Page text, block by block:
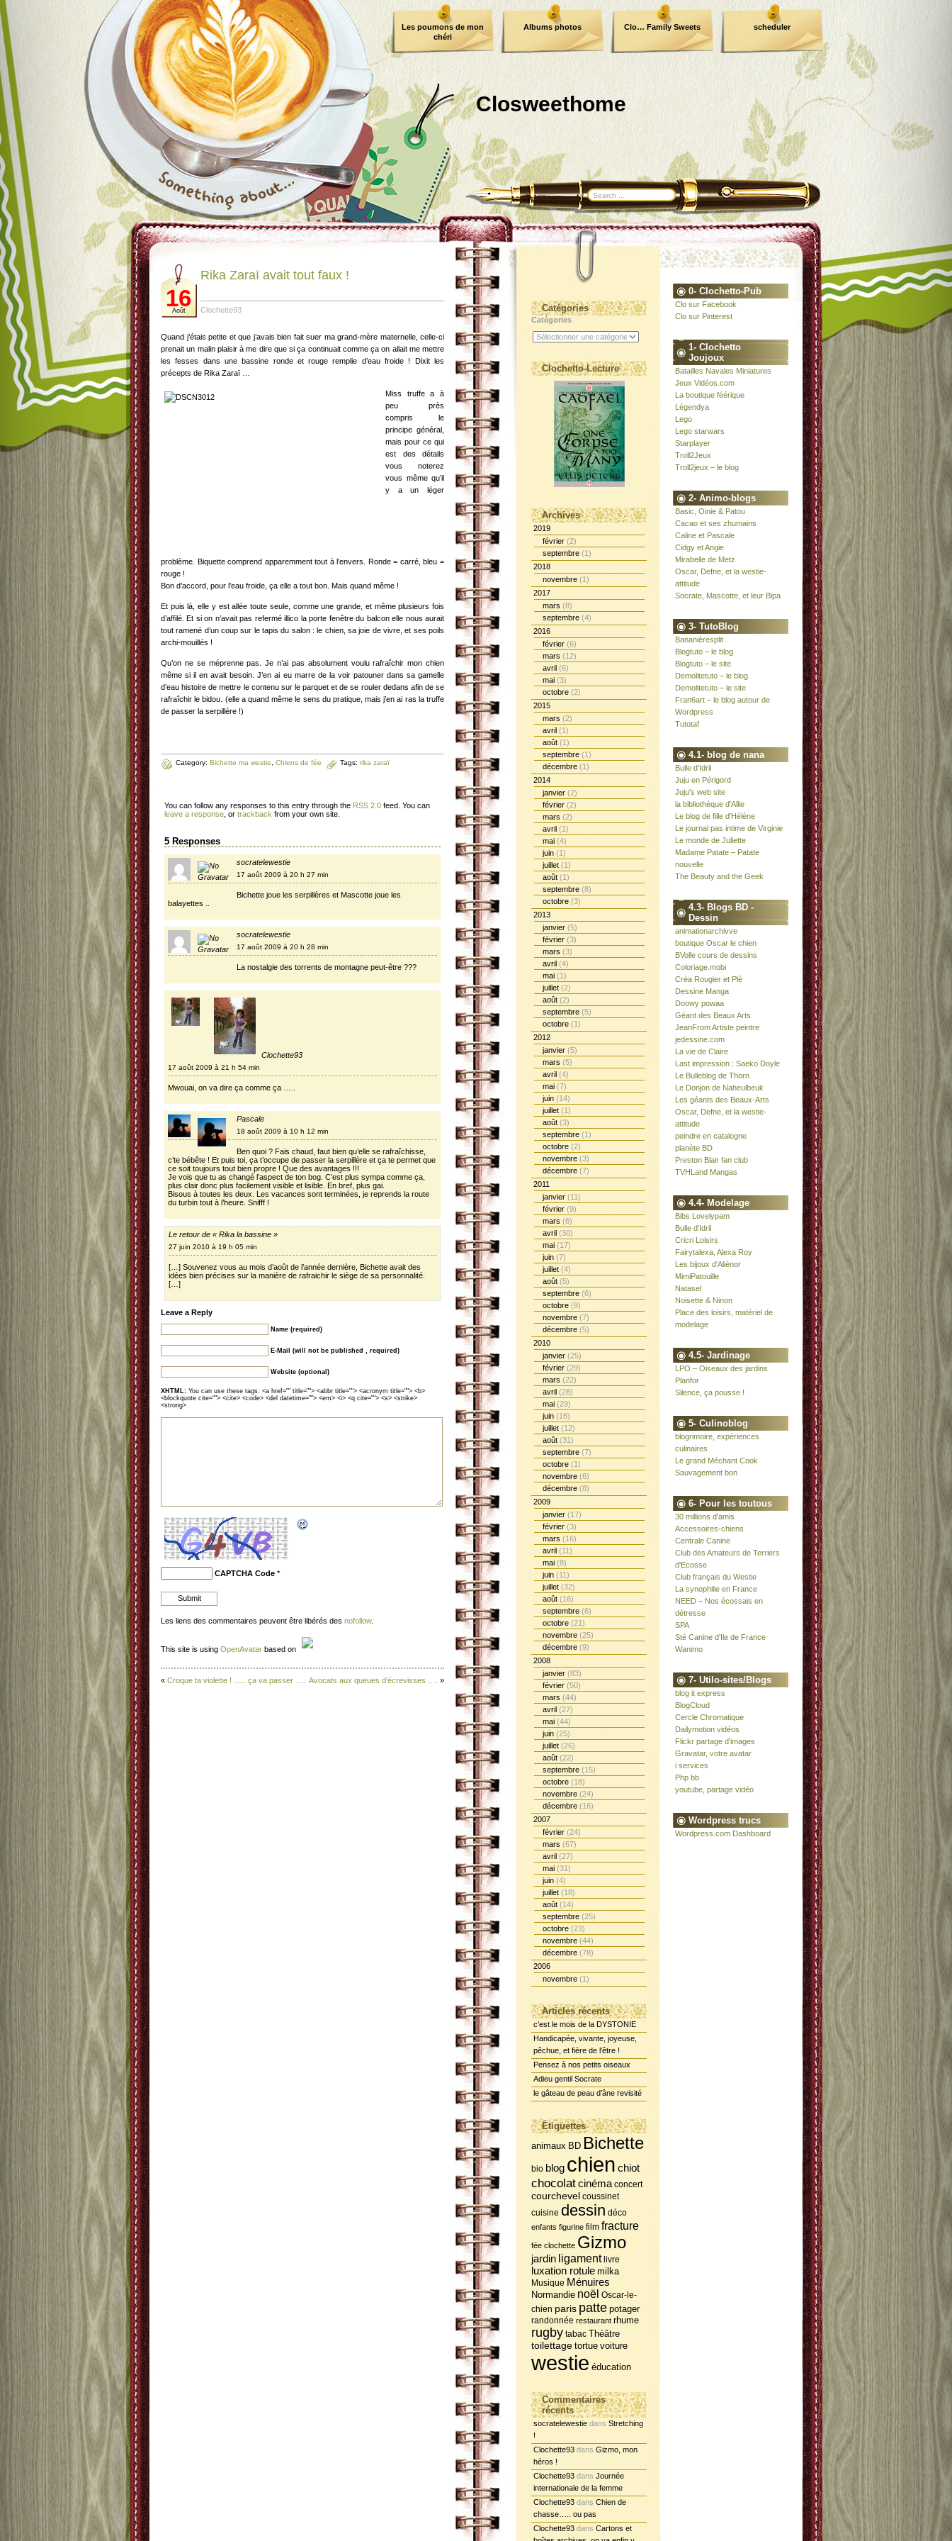
Closweethome
Les poumons de mon
chéri
Albums photos Clo… Family Sweets scheduler
Catégories
Catégories
Clochetto-Lecture
Archives
2019
février (2)
septembre (1)
2018
novembre (1)
2017
mars (8)
septembre (4)
2016
février (6)
mars (12)
avril (6)
mai (3)
octobre (2)
2015
mars (2)
avril (1)
août (1)
septembre (1)
décembre (1)
2014
janvier (2)
février (2)
mars (2)
avril (1)
mai (4)
juin (1)
juillet (1)
août (1)
septembre (8)
octobre (3)
2013
janvier (5)
février (3)
mars (3)
avril (4)
mai (1)
juillet (2)
août (2)
septembre (5)
octobre (1)
2012
janvier (5)
mars (5)
avril (4)
mai (7)
juin (14)
juillet (1)
août (3)
septembre (1)
octobre (2)
novembre (3)
décembre (7)
2011
janvier (11)
février (9)
mars (6)
avril (30)
mai (17)
juin (7)
juillet (4)
août (5)
septembre (6)
octobre (9)
novembre (7)
décembre (5)
2010
janvier (25)
février (29)
mars (22)
avril (28)
mai (29)
juin (16)
juillet (12)
août (31)
septembre (7)
octobre (1)
novembre (6)
décembre (8)
2009
janvier (17)
février (3)
mars (16)
avril (11)
mai (8)
juin (11)
juillet (32)
août (16)
septembre (6)
octobre (21)
novembre (25)
décembre (9)
2008
janvier (83)
février (50)
mars (44)
avril (27)
mai (44)
juin (25)
juillet (26)
août (22)
septembre (15)
octobre (18)
novembre (24)
décembre (16)
2007
février (24)
mars (67)
avril (27)
mai (31)
juin (4)
juillet (18)
août (14)
septembre (25)
octobre (23)
novembre (44)
décembre (78)
2006
novembre (1)
Articles récents
c’est le mois de la DYSTONIE
Handicapée, vivante, joyeuse,
pêchue, et fière de l’être !
Pensez à nos petits oiseaux
Adieu gentil Socrate
le gâteau de peau d’âne revisité
Étiquettes
animaux BD Bichette
bio blog chien chiot
chocolatcinéma concert
courchevel coussinet
cuisine dessin déco
enfants figurine film fracture
fée clochette Gizmo
jardin ligament livre
luxation rotule milka
Musique Ménuires
Normandie noël Oscar-le-
chien paris patte potager
randonnée restaurant rhume
rugby tabac Théâtre
toilettage tortue voiture
westie éducation
Commentaires
récents
socratelewestie dans Stretching
!
Clochette93 dans Gizmo, mon
héros !
Clochette93 dans Journée
internationale de la femme
Clochette93 dans Chien de
chasse….. ou pas
Clochette93 dans Cartons et
0- Clochetto-Pub
Clo sur Facebook
Clo sur Pinterest
1- Clochetto
Joujoux
Batailles Navales Miniatures
Jeux Vidéos.com
La boutique féérique
Légendya
Lego
Lego starwars
Starplayer
Troll2Jeux
Troll2jeux – le blog
2- Animo-blogs
Basic, Oinie & Patou
Cacao et ses zhumains
Caline et Pascale
Cidgy et Angie
Mirabelle de Metz
Oscar, Defne, et la westie-
attitude
Socrate, Mascotte, et leur Bipa
3- TutoBlog
Bananièresplit
Blogtuto – le blog
Blogtuto – le site
Demolitetuto – le blog
Demolitetuto – le site
Fran6art – le blog autour de
Wordpress
Tutotaf
4.1- blog de nana
Bulle d'Idril
Juju en Périgord
Juju's web site
la bibliothèque d'Allie
Le blog de fille d'Hélène
Le journal pas intime de Virginie
Le monde de Juliette
Madame Patate – Patate
nouvelle
The Beauty and the Geek
4.3- Blogs BD -
Dessin
animationarchivve
boutique Oscar le chien
BVolle cours de dessins
Coloriage.mobi
Créa Rougier et Plé
Dessine Manga
Doowy powaa
Géant des Beaux Arts
JeanFrom Artiste peintre
jedessine.com
La vie de Claire
Last impression : Saeko Doyle
Le Bulleblog de Thorn
Le Donjon de Naheulbeuk
Les géants des Beaux-Arts
Oscar, Defne, et la westie-
attitude
peindre en catalogne
planète BD
Preston Blair fan club
TVHLand Mangas
4.4- Modelage
Bibs Lovelypam
Bulle d'Idril
Cricri Loisirs
Fairytalexa, Alexa Roy
Les bijoux d'Aliénor
MimiPatouille
Natasel
Noisette & Ninon
Place des loisirs, matériel de
modelage
4.5- Jardinage
LPO – Oiseaux des jardins
Planfor
Silence, ça pousse !
5- Culinoblog
blogrimoire, expériences
culinaires
Le grand Méchant Cook
Sauvagement bon
6- Pour les toutous
30 millions d'amis
Accessoires-chiens
Centrale Canine
Club des Amateurs de Terriers
d'Ecosse
Club français du Westie
La synophilie en France
NEED – Nos écossais en
détresse
SPA
Sté Canine d'Ile de France
Wanimo
7- Utilo-sites/Blogs
blog it express
BlogCloud
Cercle Chromatique
Dailymotion vidéos
Flickr partage d'images
Gravatar, votre avatar
i services
Php bb
youtube, partage vidéo
Wordpress trucs
Wordpress.com Dashboard
16
Août
Rika Zaraï avait tout faux !
Clochette93
Quand j’étais petite et que j’avais bien fait suer ma grand-mère maternelle, celle-ci
prenait un malin plaisir à me dire que si ça continuait comme ça on allait me mettre
les fesses dans une bassine ronde et rouge remplie d’eau froide ! Dixit les
précepts de Rika Zaraï …
Miss truffe a à
peu près
compris le
principe général,
mais pour ce qui
est des détails
vous noterez
vous même qu’il
y a un léger
problème. Biquette comprend apparemment tout à l’envers. Ronde = carré, bleu =
rouge !
Bon d’accord, pour l’eau froide, ça elle a tout bon. Mais quand même !
Et puis là, elle y est allée toute seule, comme une grande, et même plusieurs fois
d’affilé. Et si on n’avait pas refermé illico la porte fenêtre du balcon elle nous aurait
tout ramené d’un coup sur le tapis du salon : le chien, sa joie de vivre, et ses poils
archi-mouillés !
Qu’on ne se méprenne pas. Je n’ai pas absolument voulu rafraîchir mon chien
même si il en avait besoin. J’en ai eu marre de la voir patouner dans sa gamelle
d’eau histoire de mettre le contenu sur le parquet et de se rouler dedans afin de se
rafraîchir le bidou. (elle a quand même le sens du pratique, mais j’en ai ras la truffe
de passer la serpillère !)
Category: Bichette ma westie Chiens de fée Tags: rika zaraï
You can follow any responses to this entry through the RSS 2.0 feed. You can
leave a response , or trackback from your own site.
5 Responses
socratelewestie
17 août 2009 à 20 h 27 min
Bichette joue les serpillères et Mascotte joue les
balayettes ..
socratelewestie
17 août 2009 à 20 h 28 min
La nostalgie des torrents de montagne peut-être ???
Clochette93
17 août 2009 à 21 h 54 min
Mwouai, on va dire ça comme ça …..
Pascale
18 août 2009 à 10 h 12 min
Ben quoi ? Fais chaud, faut bien qu’elle se rafraîchisse,
c’te bébête ! Et puis toi, ça t’occupe de passer la serpillère et ça te permet que
ce soit toujours tout bien propre ! Que des avantages !!!
Je vois que tu as changé l’aspect de ton bog. C’est plus sympa comme ça,
plus clair donc plus facilement visible et lisible. En bref, plus gai.
Bisous à toutes les deux. Les vacances sont terminées, je reprends la route
du turbin tout à l’heure. Snifff !
Le retour de « Rika la bassine »
27 juin 2010 à 19 h 05 min
[…] Souvenez vous au mois d’août de l’année dernière, Bichette avait des
idées bien précises sur la manière de rafraichir le siège de sa personnalité.
[…]
Leave a Reply
Name (required)
E-Mail (will not be published , required)
Website (optional)
XHTML: You can use these tags: <a href="" title=""> <abbr title=""> <acronym title=""> <b>
<blockquote cite=""> <cite> <code> <del datetime=""> <em> <i> <q cite=""> <s> <strike>
<strong>
CAPTCHA Code *
Les liens des commentaires peuvent être libérés des nofollow.
This site is using OpenAvatar based on
« Croque ta violette ! ….. ça va passer …. Avocats aux queues d’écrevisses …. »